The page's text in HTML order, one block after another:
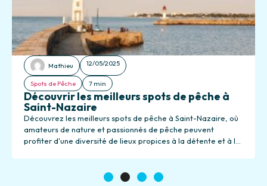
Mathieu 12/05/2025
Spots de Pêche 7 min
Découvrir les meilleurs spots de pêche à
Saint-Nazaire
Découvrez les meilleurs spots de pêche à Saint-Nazaire, où
amateurs de nature et passionnés de pêche peuvent
profiter d'une diversité de lieux propices à la détente et à la
3 4